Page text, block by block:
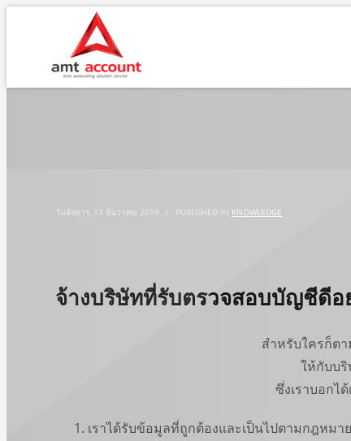
วันอังคาร, 17 ธันวาคม 2019 / PUBLISHED IN KNOWLEDGE
จ้างบริษัทที่รับตรวจสอบบัญชีดีอ
สำหรับใครก็ต
ให้กับบริ
ซึ่งเราบอกไ
เราได้รับข้อมูลที่ถูกต้องและเป็นไปตามกฎหม